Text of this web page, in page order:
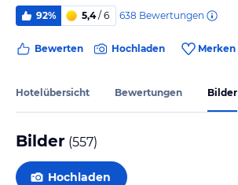
92% 5,4/ 6 638 Bewertungen
Bewerten Hochladen Merken
Hotelübersicht Bewertungen Bilder
Bilder (557)
Hochladen